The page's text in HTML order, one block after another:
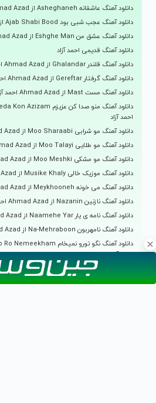
دانلود آهنگ عاشقانه Asheghaneh از Ahmad Azad احمد آزاد
دانلود آهنگ عجب شبی بود Ajab Shabi Bood از Ahmad Azad احمد آزاد
دانلود آهنگ عشق من Eshghe Man از Ahmad Azad احمد آزاد
دانلود آهنگ قدیمی احمد آزاد
دانلود آهنگ قلندر Ghalandar از Ahmad Azad احمد آزاد
دانلود آهنگ گرفتار Gereftar از Ahmad Azad احمد آزاد
دانلود آهنگ مست Mast از Ahmad Azad احمد آزاد
احمد آزاد
دانلود آهنگ مو شرابی Moo Sharaabi از Ahmad Azad احمد آزاد
دانلود آهنگ مو طلایی Moo Talayi از Ahmad Azad احمد آزاد
دانلود آهنگ مو مشکی Moo Meshki از Ahmad Azad احمد آزاد
دانلود آهنگ موزیک خالی Musike Khaly از Ahmad Azad احمد آزاد
دانلود آهنگ می خونه Meykhooneh از Ahmad Azad احمد آزاد
دانلود آهنگ نازنین Nazanin از Ahmad Azad احمد آزاد
دانلود آهنگ نامه ی یار Naamehe Yar از Ahmad Azad احمد آزاد
دانلود آهنگ نامهربون Na-Mehraboon از Ahmad Azad احمد آزاد
احمد آزاد
دانلود آهنگ یادم میاد Yadam Miyad از Ahmad Azad احمد آزاد
دانلود آهنگ یار میاد Yar Miyad از Ahmad Azad احمد آزاد